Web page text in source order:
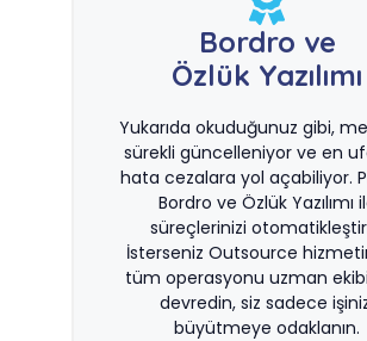
Bordro ve
Özlük Yazılımı
Yukarıda okuduğunuz gibi,
sürekli güncelleniyor ve en
hata cezalara yol açabiliyor.
Bordro ve Özlük Yazılımı
süreçlerinizi
İsterseniz Outsource
tüm operasyonu uzman
devredin, siz sadece
büyütmeye odaklanın.